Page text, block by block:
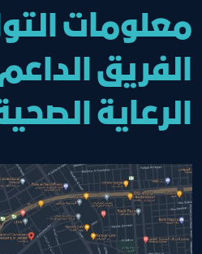
معلومات
الفريق
الرعاية